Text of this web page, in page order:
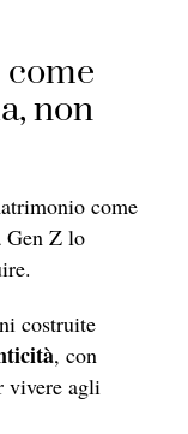
non
come
Gen Z lo
costruite
, con
vivere agli